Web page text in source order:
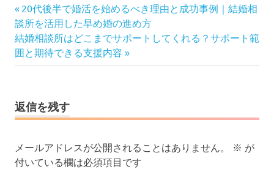
投
稿
ナ
ビ
シ
ョ
前
の
記
事:
20代後半で婚活を始めるべき理由と成功事例｜結婚相
談所を活用した早め婚の進め方
次
の
記
結婚相談所はどこまでサポートしてくれる？サポート範
囲と期待できる支援内容
返信を残す
メールアドレスが公開されることはありません。 ※ が
付いている欄は必須項目です